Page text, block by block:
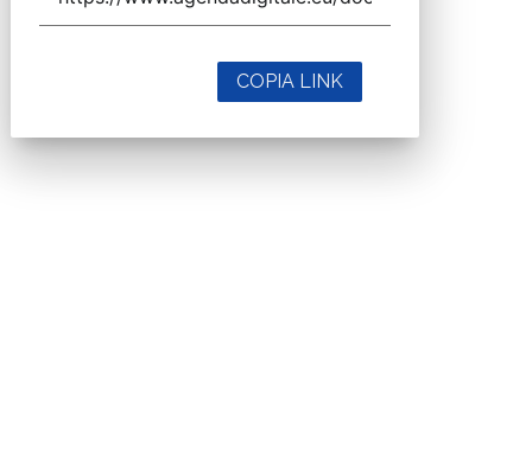
COPIA LINK